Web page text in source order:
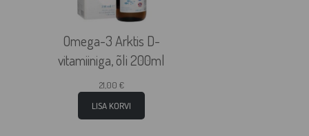
Omega-3 Arktis D-
vitamiiniga, õli 200ml
21,00 €
LISA KORVI